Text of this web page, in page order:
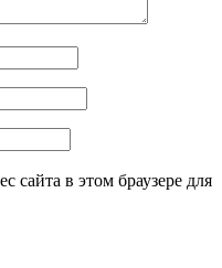
сайта в этом браузере для